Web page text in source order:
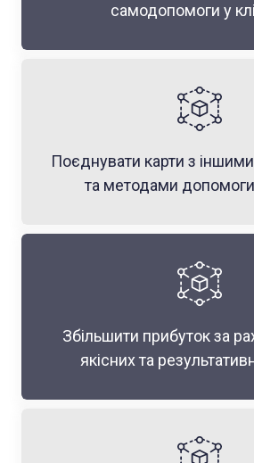
самодопомоги у
Поєднувати карти з
та методами допомоги
Збільшити прибуток за
якісних та